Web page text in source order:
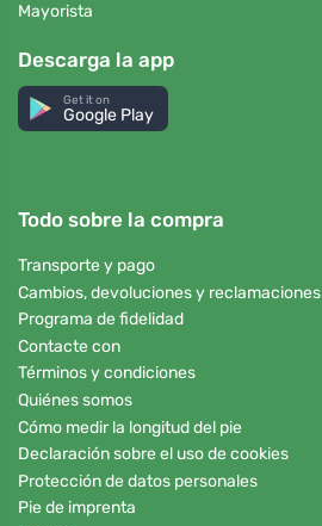
Mayorista
Descarga la app
Get it on
Google Play
Todo sobre la compra
Transporte y pago
Cambios, devoluciones y reclamaciones
Programa de fidelidad
Contacte con
Términos y condiciones
Quiénes somos
Cómo medir la longitud del pie
Declaración sobre el uso de cookies
Protección de datos personales
Pie de imprenta